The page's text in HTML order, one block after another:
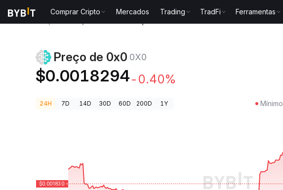
Comprar Cripto Mercados Trading TradFi Ferramentas
Preço de 0x0 0X0
$0.0018294-0.40%
24H 7D 14D 30D 60D 200D 1Y Mínimo